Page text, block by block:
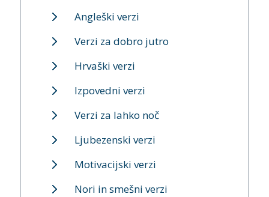
Angleški verzi
Verzi za dobro jutro
Hrvaški verzi
Izpovedni verzi
Verzi za lahko noč
Ljubezenski verzi
Motivacijski verzi
Nori in smešni verzi